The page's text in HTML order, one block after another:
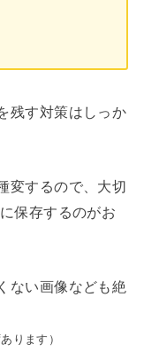
残す対策はしっか
変するので、大切
に保存するのがお
ない画像なども絶
ります）